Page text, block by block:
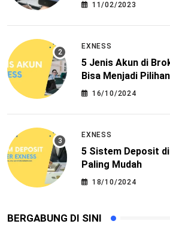
11/02/2023
EXNESS
5 Jenis Akun di
Bisa Menjadi Pilihan
16/10/2024
EXNESS
5 Sistem Deposit
Paling Mudah
18/10/2024
BERGABUNG DI SINI